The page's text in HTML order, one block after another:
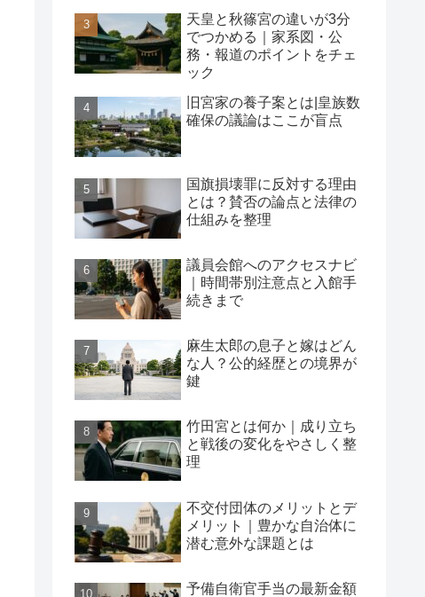
天皇と秋篠宮の違いが3分
でつかめる｜家系図・公
務・報道のポイントをチェ
ック
旧宮家の養子案とは|皇族数
確保の議論はここが盲点
国旗損壊罪に反対する理由
とは？賛否の論点と法律の
仕組みを整理
議員会館へのアクセスナビ
｜時間帯別注意点と入館手
続きまで
麻生太郎の息子と嫁はどん
な人？公的経歴との境界が
鍵
竹田宮とは何か｜成り立ち
と戦後の変化をやさしく整
理
不交付団体のメリットとデ
メリット｜豊かな自治体に
潜む意外な課題とは
予備自衛官手当の最新金額